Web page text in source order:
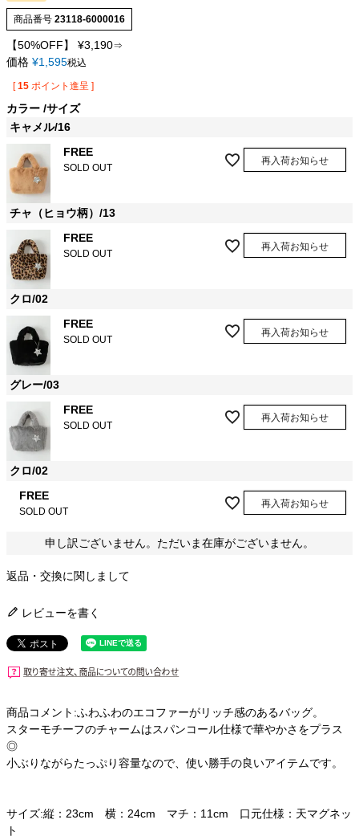
商品番号 23118-6000016
【50%OFF】 ¥3,190⇒
価格 ¥1,595税込
[ 15 ポイント進呈 ]
カラー サイズ
キャメル/16
FREE
SOLD OUT
再入荷お知らせ
チャ（ヒョウ柄）/13
FREE
SOLD OUT
再入荷お知らせ
クロ/02
FREE
SOLD OUT
再入荷お知らせ
グレー/03
FREE
SOLD OUT
再入荷お知らせ
クロ/02
FREE
SOLD OUT
再入荷お知らせ
申し訳ございません。ただいま在庫がございません。
返品・交換に関しまして
レビューを書く
商品コメント:ふわふわのエコファーがリッチ感のあるバッグ。
スターモチーフのチャームはスパンコール仕様で華やかさをプラス
◎
小ぶりながらたっぷり容量なので、使い勝手の良いアイテムです。
サイズ:縦：23cm 横：24cm マチ：11cm 口元仕様：天マグネッ
ト